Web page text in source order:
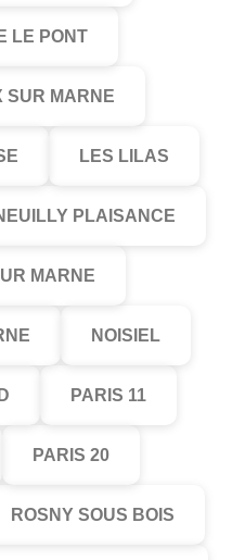
LE PONT
SUR MARNE
LES LILAS
PLAISANCE
MARNE
NOISIEL
PARIS 11
PARIS 20
ROSNY SOUS BOIS